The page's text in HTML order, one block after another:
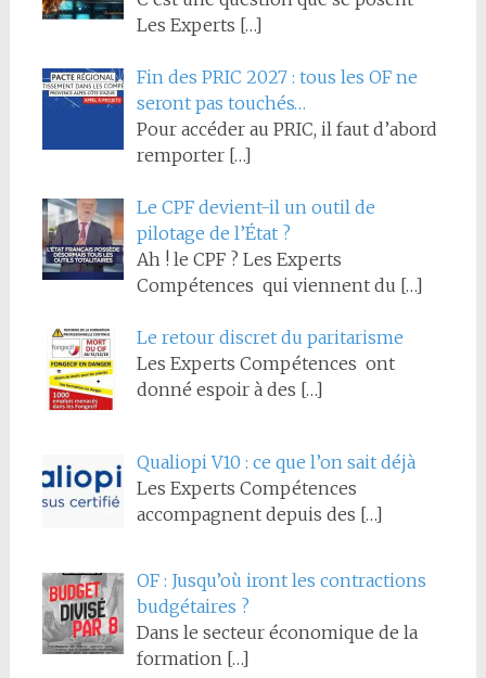
Les Experts […]
Fin des PRIC 2027 : tous les OF ne
seront pas touchés…
Pour accéder au PRIC, il faut d’abord
remporter […]
Le CPF devient-il un outil de
pilotage de l’État ?
Ah ! le CPF ? Les Experts
Compétences qui viennent du […]
Le retour discret du paritarisme
Les Experts Compétences ont
donné espoir à des […]
Qualiopi V10 : ce que l’on sait déjà
Les Experts Compétences
accompagnent depuis des […]
OF : Jusqu’où iront les contractions
budgétaires ?
Dans le secteur économique de la
formation […]